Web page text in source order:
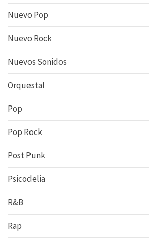
Nuevo Pop
Nuevo Rock
Nuevos Sonidos
Orquestal
Pop
Pop Rock
Post Punk
Psicodelia
R&B
Rap